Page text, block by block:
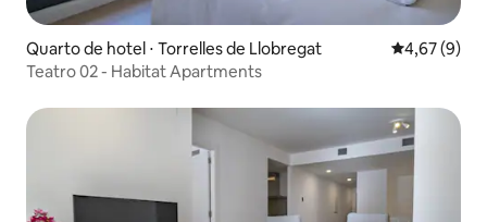
Quarto de hotel ⋅ Torrelles de Llobregat 4,67 de uma
4,67 (9)
Teatro 02 - Habitat Apartments